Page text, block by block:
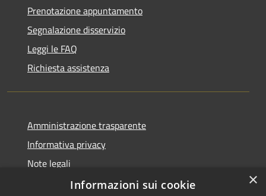
Prenotazione appuntamento
Segnalazione disservizio
Leggi le FAQ
Richiesta assistenza
Amministrazione trasparente
Informativa privacy
Note legali
Dichiarazione di accessibilità
×
Informazioni sui cookie